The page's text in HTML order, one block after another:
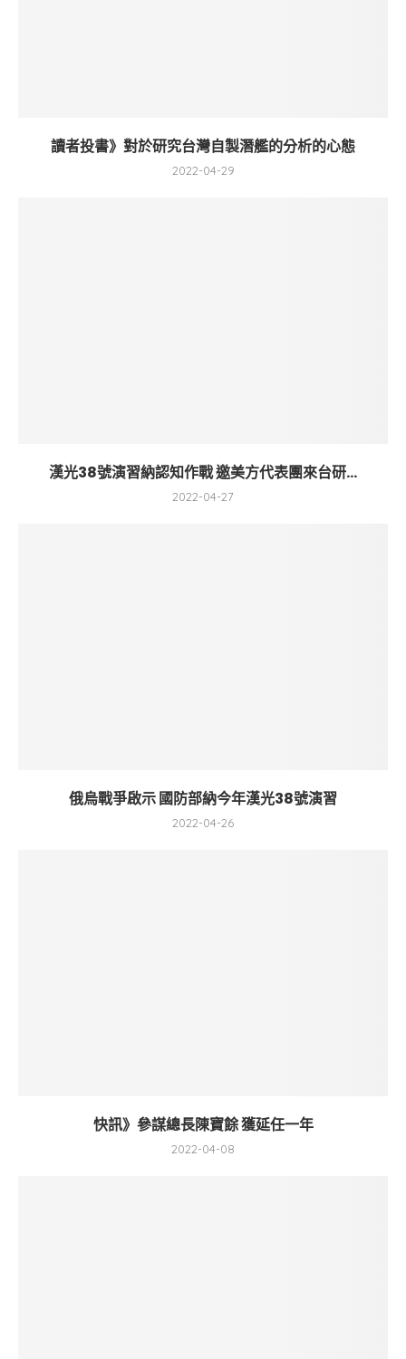
讀者投書》對於研究台灣自製潛艦的分析的心態
2022-04-29
漢光38號演習納認知作戰 邀美方代表團來台研...
2022-04-27
俄烏戰爭啟示 國防部納今年漢光38號演習
2022-04-26
快訊》參謀總長陳寶餘 獲延任一年
2022-04-08